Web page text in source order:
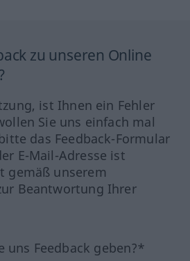
zu unseren Online
ist Ihnen ein Fehler
Sie uns einfach mal
das Feedback-Formular
E-Mail-Adresse ist
gemäß unserem
Beantwortung Ihrer
uns Feedback geben?*